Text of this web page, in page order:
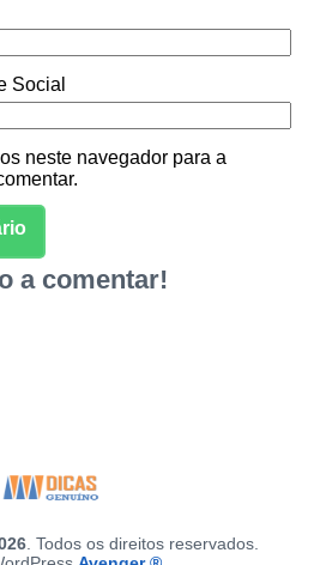
Social
neste navegador para a
a comentar!
. Todos os direitos reservados.